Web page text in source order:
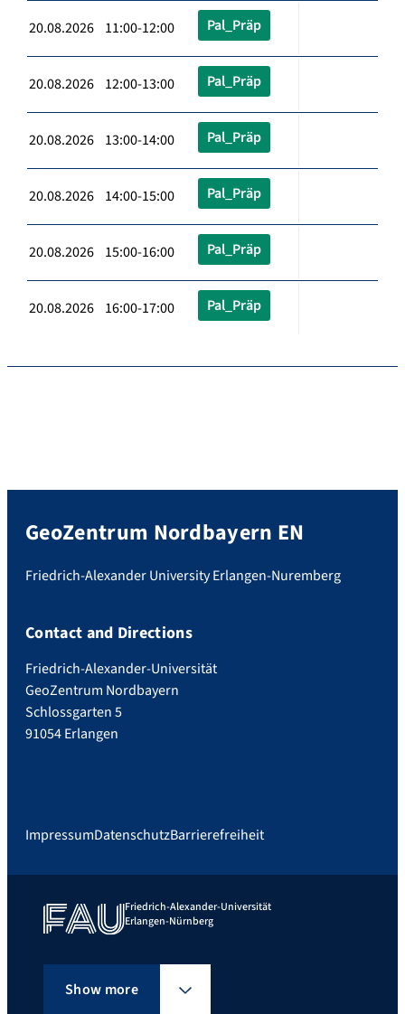
20.08.2026 11:00-12:00 Pal_Präp
20.08.2026 12:00-13:00 Pal_Präp
20.08.2026 13:00-14:00 Pal_Präp
20.08.2026 14:00-15:00 Pal_Präp
20.08.2026 15:00-16:00 Pal_Präp
20.08.2026 16:00-17:00 Pal_Präp
GeoZentrum Nordbayern EN
Friedrich-Alexander University Erlangen-Nuremberg
Contact and Directions
Friedrich-Alexander-Universität
GeoZentrum Nordbayern
Schlossgarten 5
91054 Erlangen
ImpressumDatenschutzBarrierefreiheit
Friedrich-Alexander-Universität
Erlangen-Nürnberg
Show more